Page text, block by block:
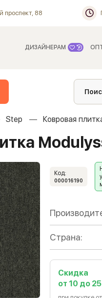
проспект, 88
ДИЗАЙНЕРАМ
Step Ковровая
Код:
000016190
Страна:
Скидка
от 10 до